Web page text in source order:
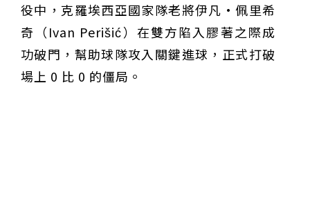
役中，克羅埃西亞國家隊老將伊凡·佩里希
奇（Ivan Perišić）在雙方陷入膠著之際成
功破門，幫助球隊攻入關鍵進球，正式打破
場上 0 比 0 的僵局。